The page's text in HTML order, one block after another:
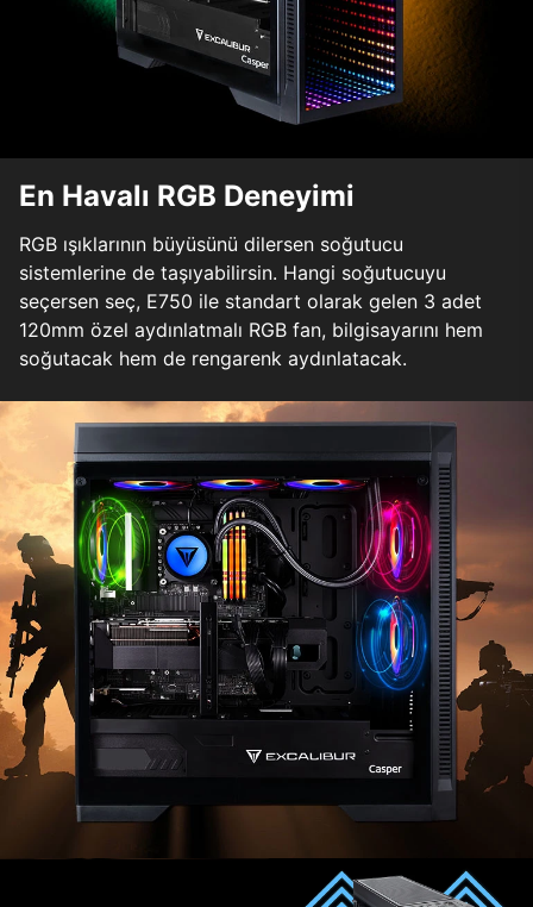
En Havalı RGB Deneyimi
RGB ışıklarının büyüsünü dilersen soğutucu
sistemlerine de taşıyabilirsin. Hangi soğutucuyu
seçersen seç, E750 ile standart olarak gelen 3 adet
120mm özel aydınlatmalı RGB fan, bilgisayarını hem
soğutacak hem de rengarenk aydınlatacak.